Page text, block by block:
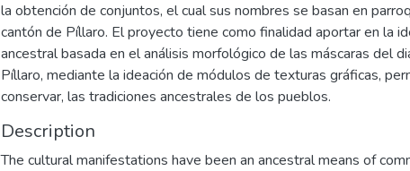
la obtención de conjuntos, el cual sus nombres se basan en
cantón de Píllaro. El proyecto tiene como finalidad aportar en la
ancestral basada en el análisis morfológico de las máscaras del
Píllaro, mediante la ideación de módulos de texturas gráficas,
conservar, las tradiciones ancestrales de los pueblos.
Description
The cultural manifestations have been an ancestral means of